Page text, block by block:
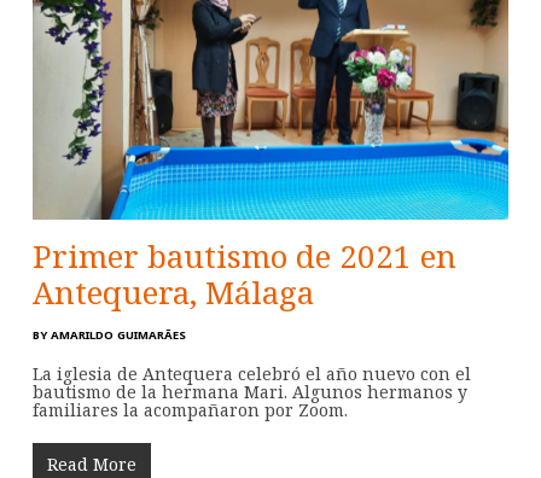
Primer bautismo de 2021 en
Antequera, Málaga
BY AMARILDO GUIMARÃES
La iglesia de Antequera celebró el año nuevo con el
bautismo de la hermana Mari. Algunos hermanos y
familiares la acompañaron por Zoom.
Read More